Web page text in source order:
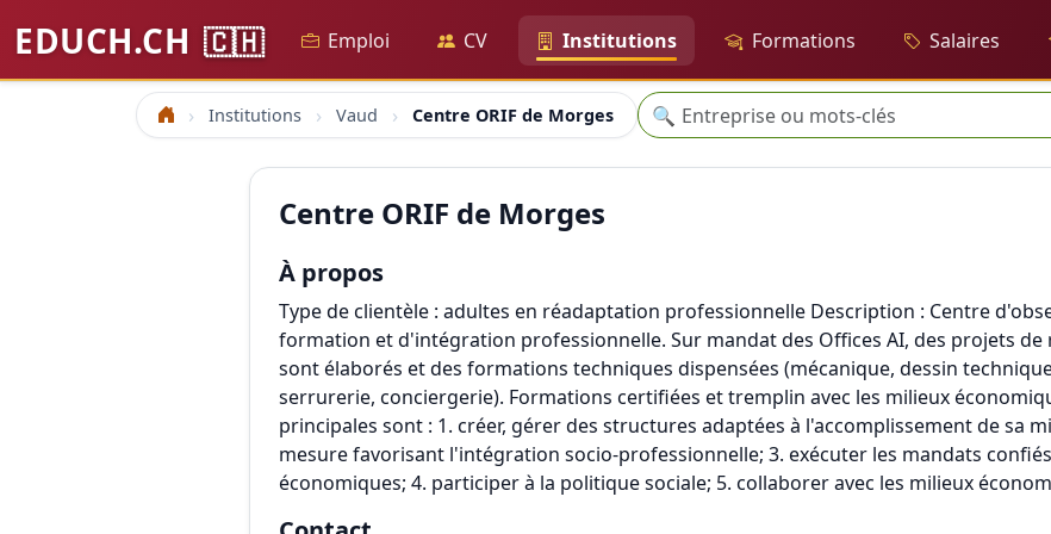
EDUCH.CH 🇨🇭 Emploi CV Institutions Formations Salaires
Accueil Institutions Vaud Centre ORIF de Morges Recherche
🔍
Centre ORIF de Morges
À propos
Type de clientèle : adultes en réadaptation professionnelle Description : Centre
formation et d'intégration professionnelle. Sur mandat des Offices AI, des projets
sont élaborés et des formations techniques dispensées (mécanique, dessin
serrurerie, conciergerie). Formations certifiées et tremplin avec les milieux
principales sont : 1. créer, gérer des structures adaptées à l'accomplissement de sa
mesure favorisant l'intégration socio-professionnelle; 3. exécuter les mandats
économiques; 4. participer à la politique sociale; 5. collaborer avec les milieux